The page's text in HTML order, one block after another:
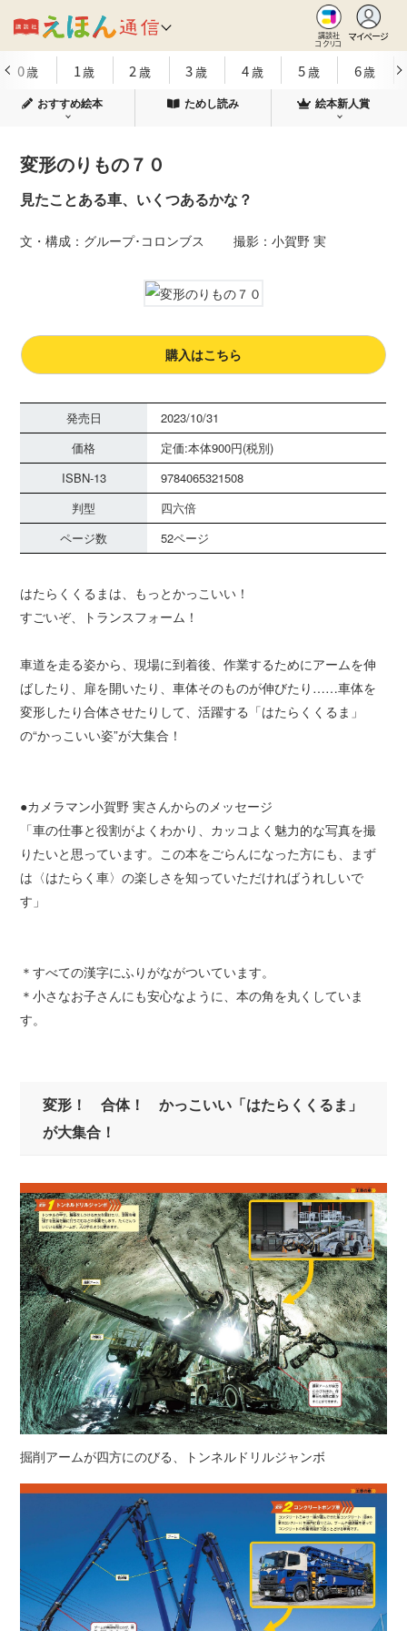
講談社
コクリコ
マイページ
0歳 1歳 2 歳 3歳 4歳 5歳 6歳
おすすめ絵本 ためし読み 絵本新人賞
変形のりもの７０
見たことある車、いくつあるかな？
文・構成：グループ･コロンブス 撮影：小賀野 実
購入はこちら
発売日
2023/10/31
価格
定価:本体900円(税別)
ISBN-13
9784065321508
判型
四六倍
ページ数
52ページ
はたらくくるまは、もっとかっこいい！
すごいぞ、トランスフォーム！
車道を走る姿から、現場に到着後、作業するためにアームを伸
ばしたり、扉を開いたり、車体そのものが伸びたり……車体を
変形したり合体させたりして、活躍する「はたらくくるま」
の“かっこいい姿”が大集合！
●カメラマン小賀野 実さんからのメッセージ
「車の仕事と役割がよくわかり、カッコよく魅力的な写真を撮
りたいと思っています。この本をごらんになった方にも、まず
は〈はたらく車〉の楽しさを知っていただければうれしいで
す」
＊すべての漢字にふりがながついています。
＊小さなお子さんにも安心なように、本の角を丸くしていま
す。
変形！ 合体！ かっこいい「はたらくくるま」
が大集合！
掘削アームが四方にのびる、トンネルドリルジャンボ